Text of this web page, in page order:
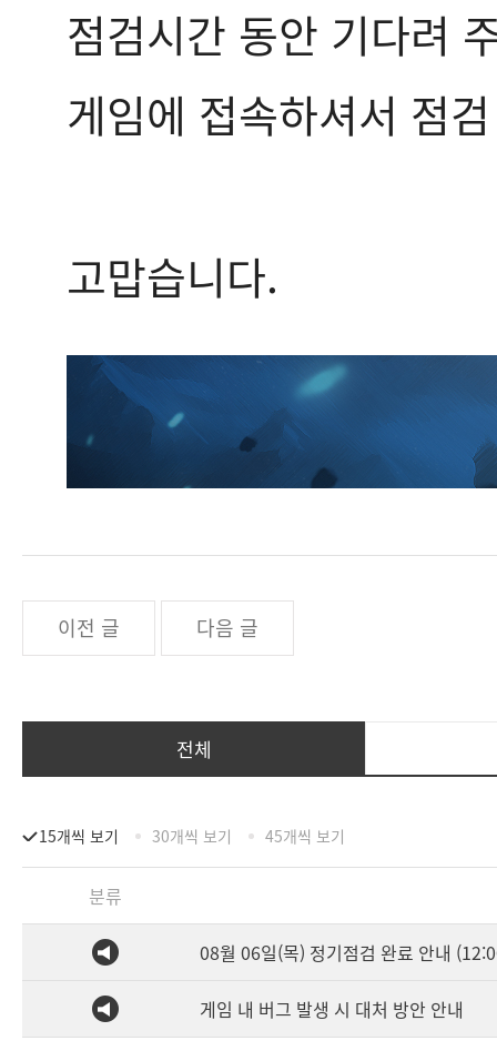
점검시간 동안 기다려
게임에 접속하셔서 점
고맙습니다.
이전 글 다음 글
전체
15개씩 보기 30개씩 보기 45개씩 보기
분류
08월 06일(목) 정기점검 완료 안내
게임 내 버그 발생 시 대처 방안 안내